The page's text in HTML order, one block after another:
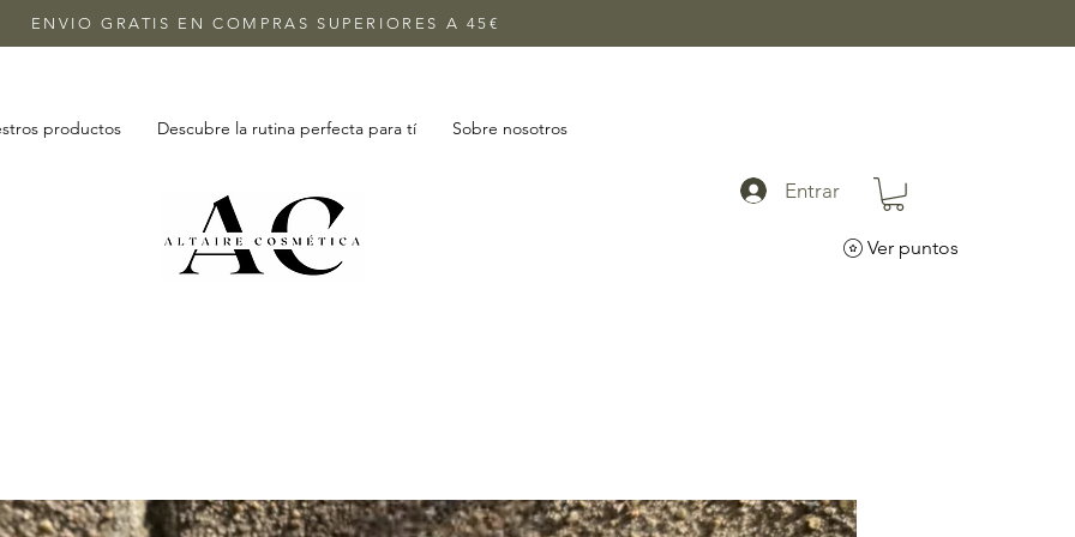
ENVIO GRATIS EN COMPRAS SUPERIORES A 45€
Entrar
productos Descubre la rutina perfecta para tí Sobre nosotros
Ver puntos